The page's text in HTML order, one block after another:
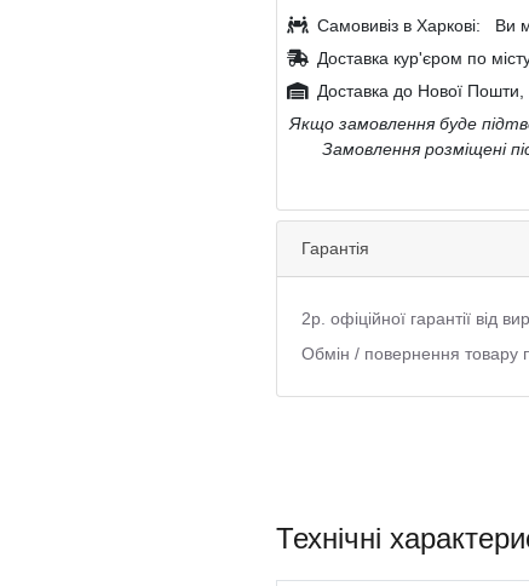
Самовивіз в Харкові:
Ви
Доставка кур'єром по
Доставка до Нової
Якщо замовлення буде
Замовлення розміщені
Гарантія
2р. офіційної гарантії від
Обмін / повернення товару
Технічні